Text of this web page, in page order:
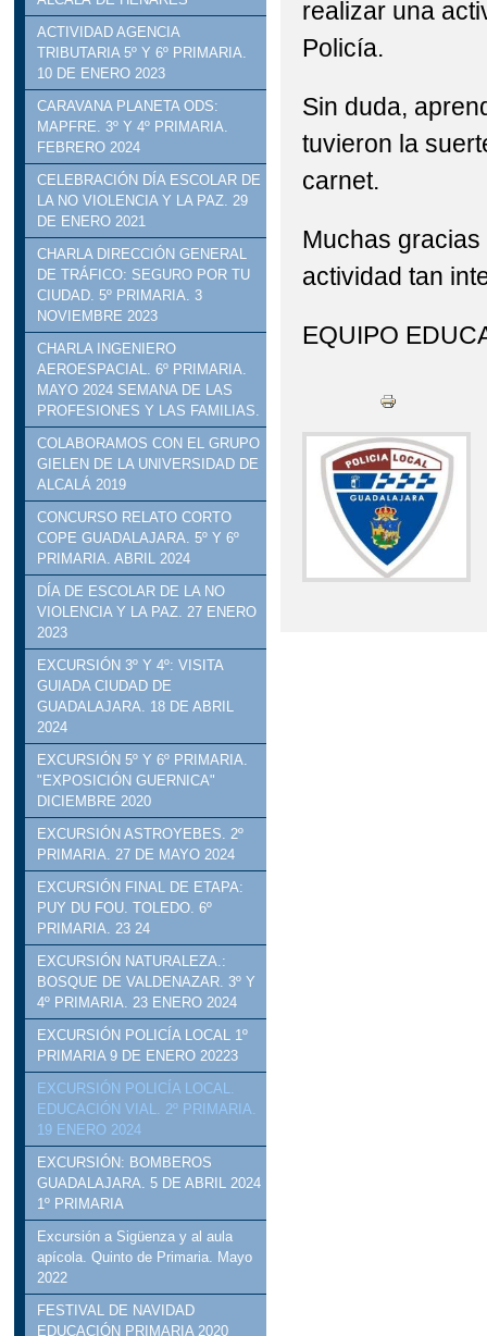
DELEGADO DE
ACTIVIDAD AGENCIA
TRIBUTARIA 5º Y 6º PRIMARIA.
10 DE ENERO 2023
CARAVANA PLANETA ODS:
MAPFRE. 3º Y 4º PRIMARIA.
FEBRERO 2024
CELEBRACIÓN DÍA ESCOLAR DE
LA NO VIOLENCIA Y LA PAZ. 29
DE ENERO 2021
CHARLA DIRECCIÓN GENERAL
DE TRÁFICO: SEGURO POR TU
CIUDAD. 5º PRIMARIA. 3
NOVIEMBRE 2023
CHARLA INGENIERO
AEROESPACIAL. 6º PRIMARIA.
MAYO 2024 SEMANA DE LAS
PROFESIONES Y LAS FAMILIAS.
COLABORAMOS CON EL GRUPO
GIELEN DE LA UNIVERSIDAD DE
ALCALÁ 2019
CONCURSO RELATO CORTO
COPE GUADALAJARA. 5º Y 6º
PRIMARIA. ABRIL 2024
DÍA DE ESCOLAR DE LA NO
VIOLENCIA Y LA PAZ. 27 ENERO
2023
EXCURSIÓN 3º Y 4º: VISITA
GUIADA CIUDAD DE
GUADALAJARA. 18 DE ABRIL
2024
EXCURSIÓN 5º Y 6º PRIMARIA.
"EXPOSICIÓN GUERNICA"
DICIEMBRE 2020
EXCURSIÓN ASTROYEBES. 2º
PRIMARIA. 27 DE MAYO 2024
EXCURSIÓN FINAL DE ETAPA:
PUY DU FOU. TOLEDO. 6º
PRIMARIA. 23 24
EXCURSIÓN NATURALEZA.:
BOSQUE DE VALDENAZAR. 3º Y
4º PRIMARIA. 23 ENERO 2024
EXCURSIÓN POLICÍA LOCAL 1º
PRIMARIA 9 DE ENERO 20223
EXCURSIÓN POLICÍA LOCAL.
EDUCACIÓN VIAL. 2º PRIMARIA.
19 ENERO 2024
EXCURSIÓN: BOMBEROS
GUADALAJARA. 5 DE ABRIL 2024
1º PRIMARIA
Excursión a Sigüenza y al aula
apícola. Quinto de Primaria. Mayo
2022
FESTIVAL DE NAVIDAD
EDUCACIÓN PRIMARIA 2020
realizar una
Policía.
Sin duda,
tuvieron la
carnet.
Muchas
actividad tan
EQUIPO